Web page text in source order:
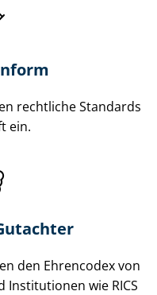
rechtliche Standards
ein.
den Ehrencodex von
Institutionen wie RICS